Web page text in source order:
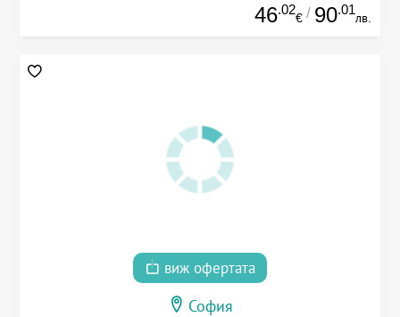
46.02
€ / 90.01
лв.
виж офертата
София